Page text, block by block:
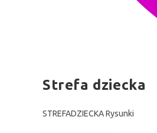
Strefa dziecka
STREFADZIECKA Rysunki